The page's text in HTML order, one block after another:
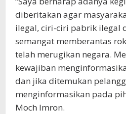
diberitakan agar
ilegal, ciri-ciri pabrik ilegal
semangat memberantas
telah merugikan negara.
kewajiban
dan jika ditemukan
menginformasikan pada
Moch Imron.